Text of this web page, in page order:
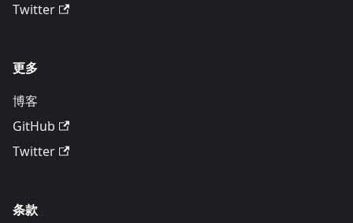
Twitter
更多
博客
GitHub
Twitter
条款